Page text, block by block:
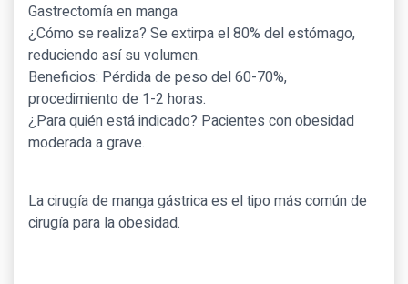
Gastrectomía en manga
¿Cómo se realiza? Se extirpa el 80% del estómago,
reduciendo así su volumen.
Beneficios: Pérdida de peso del 60-70%,
procedimiento de 1-2 horas.
¿Para quién está indicado? Pacientes con obesidad
moderada a grave.
La cirugía de manga gástrica es el tipo más común de
cirugía para la obesidad.